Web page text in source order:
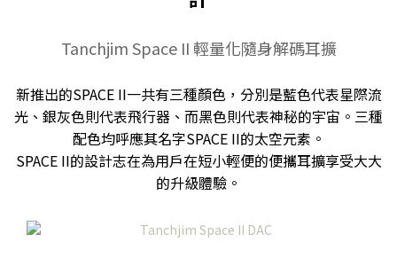
Tanchjim Space II 輕量化隨身解碼耳擴
新推出的SPACE II一共有三種顏色，分別是藍色代表星際流
光、銀灰色則代表飛行器、而黑色則代表神秘的宇宙。三種
配色均呼應其名字SPACE II的太空元素。
SPACE II的設計志在為用戶在短小輕便的便攜耳擴享受大大
的升級體驗。